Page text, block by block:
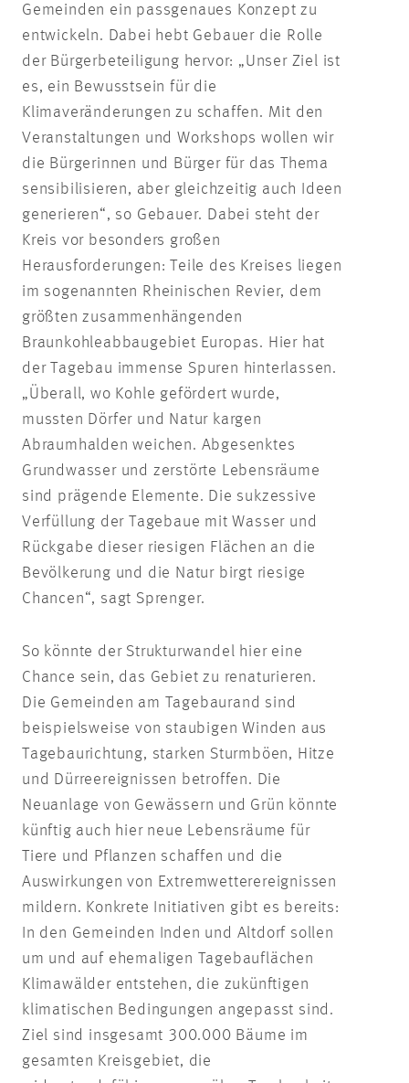
Gemeinden ein passgenaues Konzept zu
entwickeln. Dabei hebt Gebauer die Rolle
der Bürgerbeteiligung hervor: „Unser Ziel ist
es, ein Bewusstsein für die
Klimaveränderungen zu schaffen. Mit den
Veranstaltungen und Workshops wollen wir
die Bürgerinnen und Bürger für das Thema
sensibilisieren, aber gleichzeitig auch Ideen
generieren“, so Gebauer. Dabei steht der
Kreis vor besonders großen
Herausforderungen: Teile des Kreises liegen
im sogenannten Rheinischen Revier, dem
größten zusammenhängenden
Braunkohleabbaugebiet Europas. Hier hat
der Tagebau immense Spuren hinterlassen.
„Überall, wo Kohle gefördert wurde,
mussten Dörfer und Natur kargen
Abraumhalden weichen. Abgesenktes
Grundwasser und zerstörte Lebensräume
sind prägende Elemente. Die sukzessive
Verfüllung der Tagebaue mit Wasser und
Rückgabe dieser riesigen Flächen an die
Bevölkerung und die Natur birgt riesige
Chancen“, sagt Sprenger.
So könnte der Strukturwandel hier eine
Chance sein, das Gebiet zu renaturieren.
Die Gemeinden am Tagebaurand sind
beispielsweise von staubigen Winden aus
Tagebaurichtung, starken Sturmböen, Hitze
und Dürreereignissen betroffen. Die
Neuanlage von Gewässern und Grün könnte
künftig auch hier neue Lebensräume für
Tiere und Pflanzen schaffen und die
Auswirkungen von Extremwetterereignissen
mildern. Konkrete Initiativen gibt es bereits:
In den Gemeinden Inden und Altdorf sollen
um und auf ehemaligen Tagebauflächen
Klimawälder entstehen, die zukünftigen
klimatischen Bedingungen angepasst sind.
Ziel sind insgesamt 300.000 Bäume im
gesamten Kreisgebiet, die